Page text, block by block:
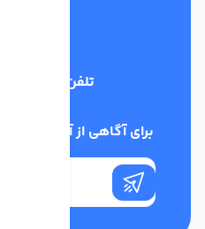
تلفن پشتیبانی
برای آگاهی از آخرین